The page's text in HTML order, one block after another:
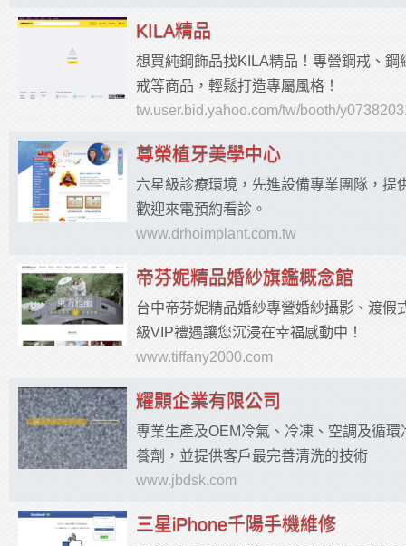
KILA精品
想買純鋼飾品找KILA精品！專營鋼戒、
戒等商品，輕鬆打造專屬風格！
tw.user.bid.yahoo.com/tw/booth/
尊榮植牙美學中心
六星級診療環境，先進設備專業團隊，提
歡迎來電預約看診。
www.drhoimplant.com.tw
帝芬妮精品婚紗旗鑑概念館
台中帝芬妮精品婚紗專營婚紗攝影、渡假
級VIP禮遇讓您沉浸在幸福感動中！
www.tiffany2000.com
耀顥企業有限公司
專業生產及OEM冷氣、冷凍、空調及循
養劑，並提供客戶最完善清洗的技術
www.jbdsk.com
三星iPhone千陽手機維修